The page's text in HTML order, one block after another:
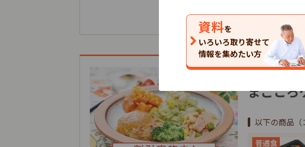
資料を
いろいろ取り寄せて
情報を集めたい方
まごころ
以下の商品（